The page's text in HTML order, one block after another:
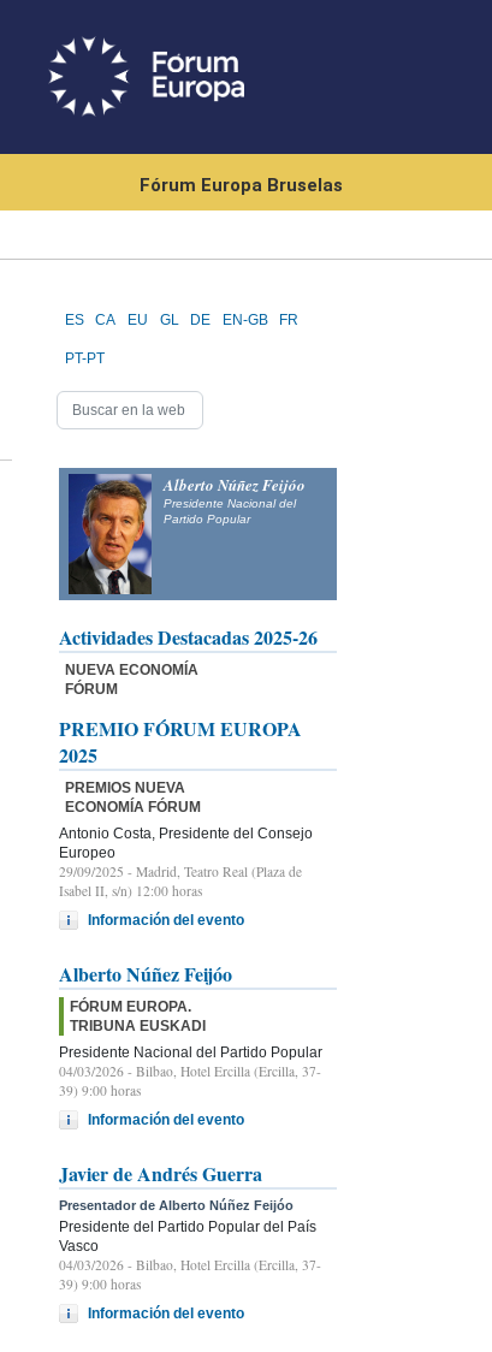
Fórum Europa Bruselas
ES CA EU GL DE EN-GB FR
PT-PT
Alberto Núñez Feijóo
Presidente Nacional del
Partido Popular
Actividades Destacadas 2025-26
NUEVA ECONOMÍA
FÓRUM
PREMIO FÓRUM EUROPA
2025
PREMIOS NUEVA
ECONOMÍA FÓRUM
Antonio Costa, Presidente del Consejo
Europeo
29/09/2025 - Madrid, Teatro Real (Plaza de
Isabel II, s/n) 12:00 horas
Información del evento
Alberto Núñez Feijóo
FÓRUM EUROPA.
TRIBUNA EUSKADI
Presidente Nacional del Partido Popular
04/03/2026 - Bilbao, Hotel Ercilla (Ercilla, 37-
39) 9:00 horas
Información del evento
Javier de Andrés Guerra
Presentador de Alberto Núñez Feijóo
Presidente del Partido Popular del País
Vasco
04/03/2026 - Bilbao, Hotel Ercilla (Ercilla, 37-
39) 9:00 horas
Información del evento